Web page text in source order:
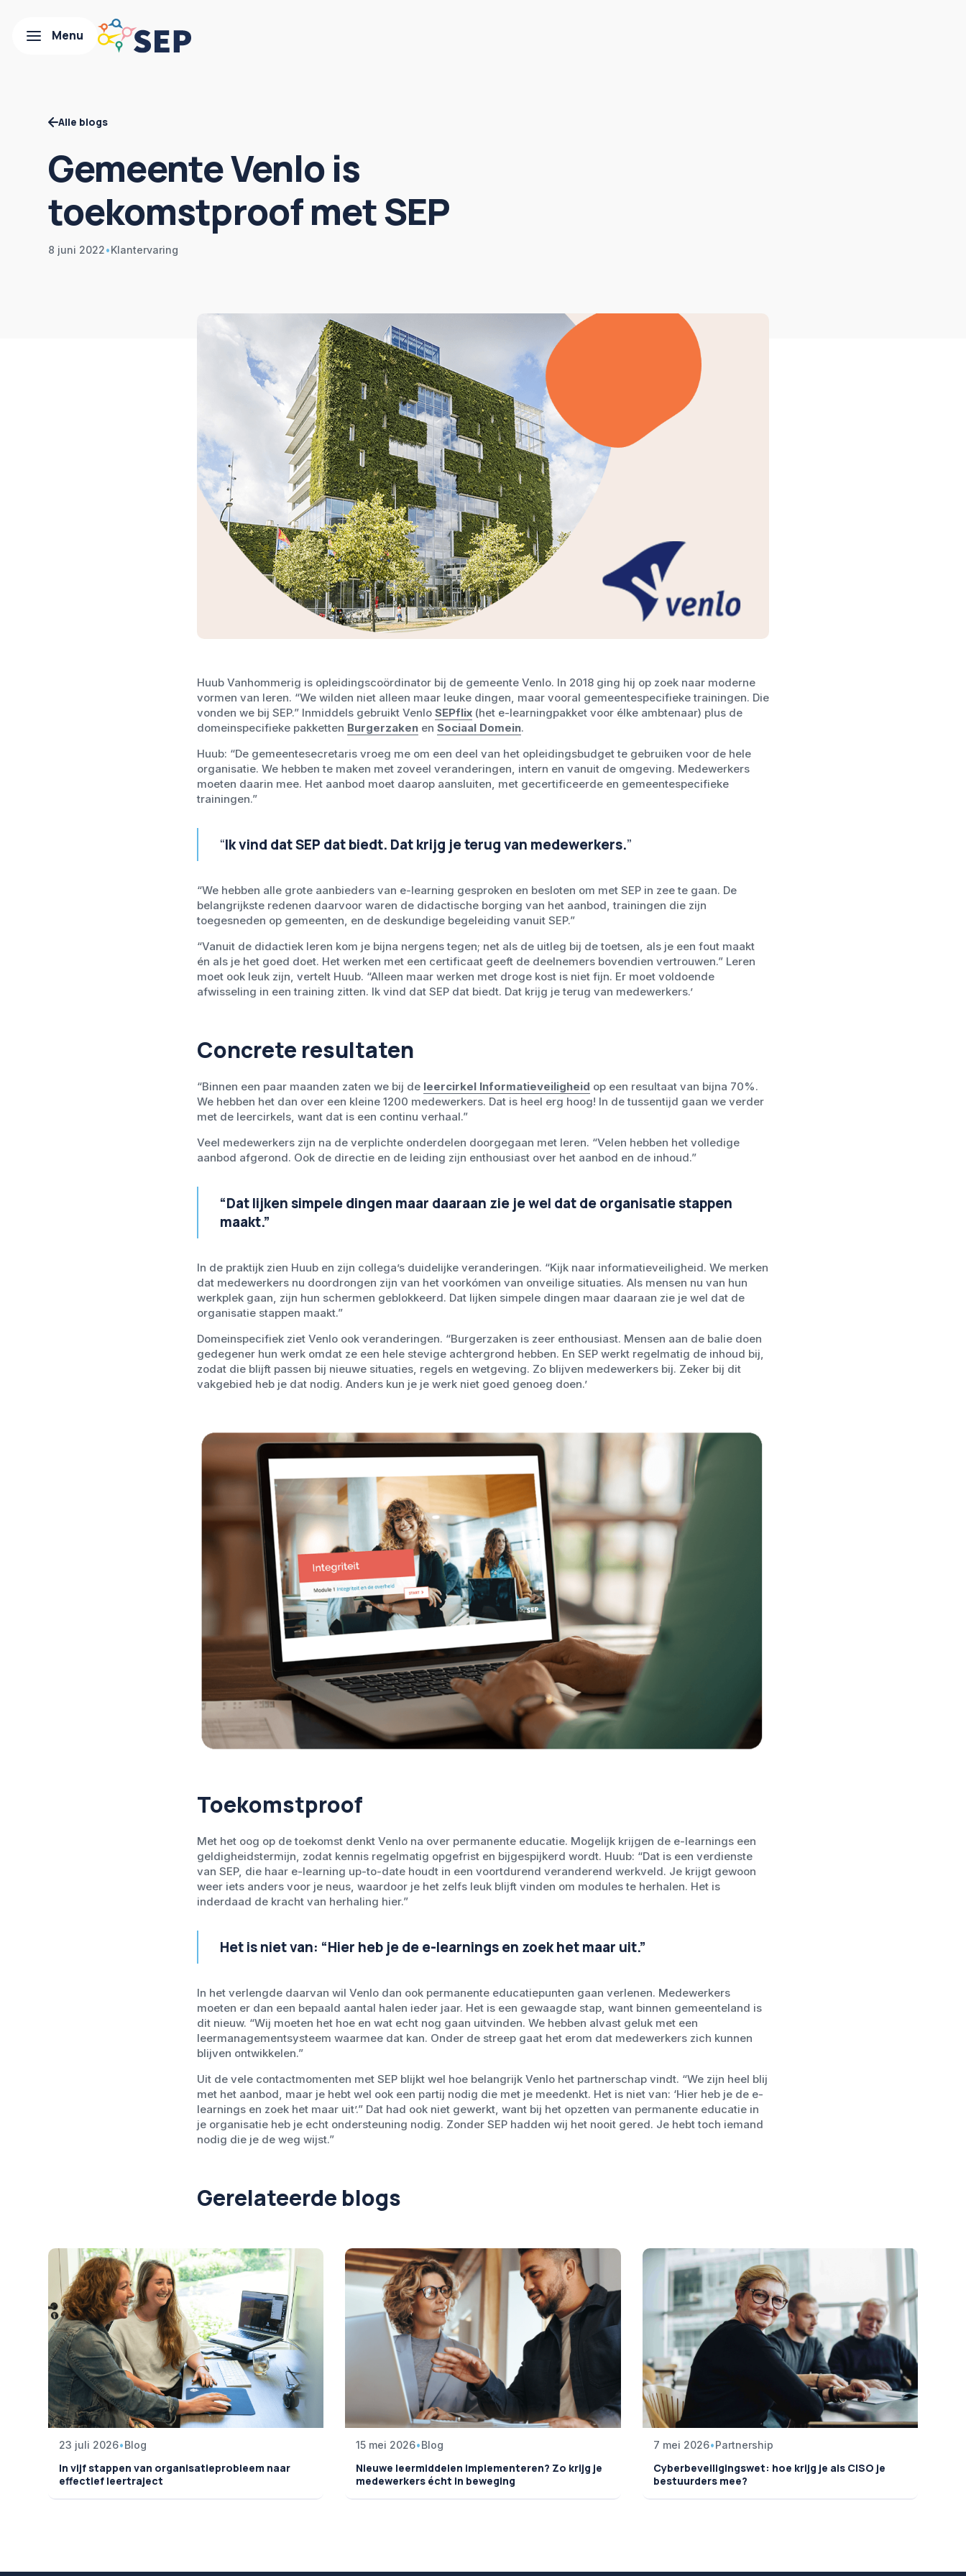
Alle blogs
Gemeente Venlo is
toekomstproof met SEP
8 juni 2022•Klantervaring
Huub Vanhommerig is opleidingscoördinator bij de gemeente Venlo. In 2018 ging hij op zoek naar moderne
vormen van leren. “We wilden niet alleen maar leuke dingen, maar vooral gemeentespecifieke trainingen. Die
vonden we bij SEP.” Inmiddels gebruikt Venlo SEPflix(het e-learningpakket voor élke ambtenaar) plus de
domeinspecifieke pakketten Burgerzakenen Sociaal Domein.
Huub: “De gemeentesecretaris vroeg me om een deel van het opleidingsbudget te gebruiken voor de hele
organisatie. We hebben te maken met zoveel veranderingen, intern en vanuit de omgeving. Medewerkers
moeten daarin mee. Het aanbod moet daarop aansluiten, met gecertificeerde en gemeentespecifieke
trainingen.”
“Ik vind dat SEP dat biedt. Dat krijg je terug van medewerkers.”
“We hebben alle grote aanbieders van e-learning gesproken en besloten om met SEP in zee te gaan. De
belangrijkste redenen daarvoor waren de didactische borging van het aanbod, trainingen die zijn
toegesneden op gemeenten, en de deskundige begeleiding vanuit SEP.”
“Vanuit de didactiek leren kom je bijna nergens tegen; net als de uitleg bij de toetsen, als je een fout maakt
én als je het goed doet. Het werken met een certificaat geeft de deelnemers bovendien vertrouwen.” Leren
moet ook leuk zijn, vertelt Huub. “Alleen maar werken met droge kost is niet fijn. Er moet voldoende
afwisseling in een training zitten. Ik vind dat SEP dat biedt. Dat krijg je terug van medewerkers.’
Concrete resultaten
“Binnen een paar maanden zaten we bij de leercirkel Informatieveiligheid op een resultaat van bijna 70%.
We hebben het dan over een kleine 1200 medewerkers. Dat is heel erg hoog! In de tussentijd gaan we verder
met de leercirkels, want dat is een continu verhaal.”
Veel medewerkers zijn na de verplichte onderdelen doorgegaan met leren. “Velen hebben het volledige
aanbod afgerond. Ook de directie en de leiding zijn enthousiast over het aanbod en de inhoud.”
“Dat lijken simpele dingen maar daaraan zie je wel dat de organisatie stappen
maakt.”
In de praktijk zien Huub en zijn collega’s duidelijke veranderingen. “Kijk naar informatieveiligheid. We merken
dat medewerkers nu doordrongen zijn van het voorkómen van onveilige situaties. Als mensen nu van hun
werkplek gaan, zijn hun schermen geblokkeerd. Dat lijken simpele dingen maar daaraan zie je wel dat de
organisatie stappen maakt.”
Domeinspecifiek ziet Venlo ook veranderingen. “Burgerzaken is zeer enthousiast. Mensen aan de balie doen
gedegener hun werk omdat ze een hele stevige achtergrond hebben. En SEP werkt regelmatig de inhoud bij,
zodat die blijft passen bij nieuwe situaties, regels en wetgeving. Zo blijven medewerkers bij. Zeker bij dit
vakgebied heb je dat nodig. Anders kun je je werk niet goed genoeg doen.’
Toekomstproof
Met het oog op de toekomst denkt Venlo na over permanente educatie. Mogelijk krijgen de e-learnings een
geldigheidstermijn, zodat kennis regelmatig opgefrist en bijgespijkerd wordt. Huub: “Dat is een verdienste
van SEP, die haar e-learning up-to-date houdt in een voortdurend veranderend werkveld. Je krijgt gewoon
weer iets anders voor je neus, waardoor je het zelfs leuk blijft vinden om modules te herhalen. Het is
inderdaad de kracht van herhaling hier.”
Het is niet van: “Hier heb je de e-learnings en zoek het maar uit.”
In het verlengde daarvan wil Venlo dan ook permanente educatiepunten gaan verlenen. Medewerkers
moeten er dan een bepaald aantal halen ieder jaar. Het is een gewaagde stap, want binnen gemeenteland is
dit nieuw. “Wij moeten het hoe en wat echt nog gaan uitvinden. We hebben alvast geluk met een
leermanagementsysteem waarmee dat kan. Onder de streep gaat het erom dat medewerkers zich kunnen
blijven ontwikkelen.”
Uit de vele contactmomenten met SEP blijkt wel hoe belangrijk Venlo het partnerschap vindt. “We zijn heel blij
met het aanbod, maar je hebt wel ook een partij nodig die met je meedenkt. Het is niet van: ‘Hier heb je de e-
learnings en zoek het maar uit’.” Dat had ook niet gewerkt, want bij het opzetten van permanente educatie in
je organisatie heb je echt ondersteuning nodig. Zonder SEP hadden wij het nooit gered. Je hebt toch iemand
nodig die je de weg wijst.”
Gerelateerde blogs
23 juli 2026•Blog
In vijf stappen van organisatieprobleem naar
effectief leertraject
15 mei 2026•Blog
Nieuwe leermiddelen implementeren? Zo krijg je
medewerkers écht in beweging
7 mei 2026•Partnership
Cyberbeveiligingswet: hoe krijg je als CISO je
bestuurders mee?